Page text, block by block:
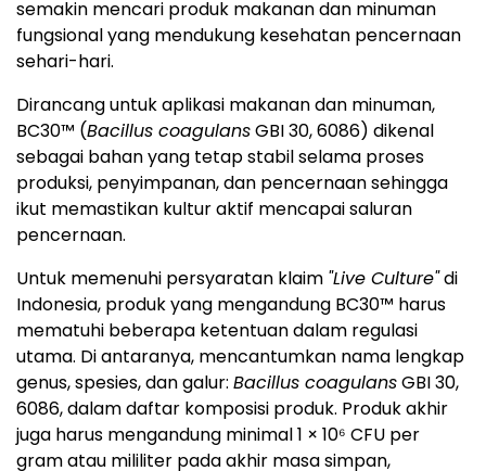
semakin mencari produk makanan dan minuman
fungsional yang mendukung kesehatan pencernaan
sehari-hari.
Dirancang untuk aplikasi makanan dan minuman,
BC30™ (Bacillus coagulansGBI 30, 6086) dikenal
sebagai bahan yang tetap stabil selama proses
produksi, penyimpanan, dan pencernaan sehingga
ikut memastikan kultur aktif mencapai saluran
pencernaan.
Untuk memenuhi persyaratan klaim "Live Culture"di
Indonesia, produk yang mengandung BC30™ harus
mematuhi beberapa ketentuan dalam regulasi
utama. Di antaranya, mencantumkan nama lengkap
genus, spesies, dan galur: Bacillus coagulansGBI 30,
6086, dalam daftar komposisi produk. Produk akhir
juga harus mengandung minimal 1 × 10⁶ CFU per
gram atau mililiter pada akhir masa simpan,